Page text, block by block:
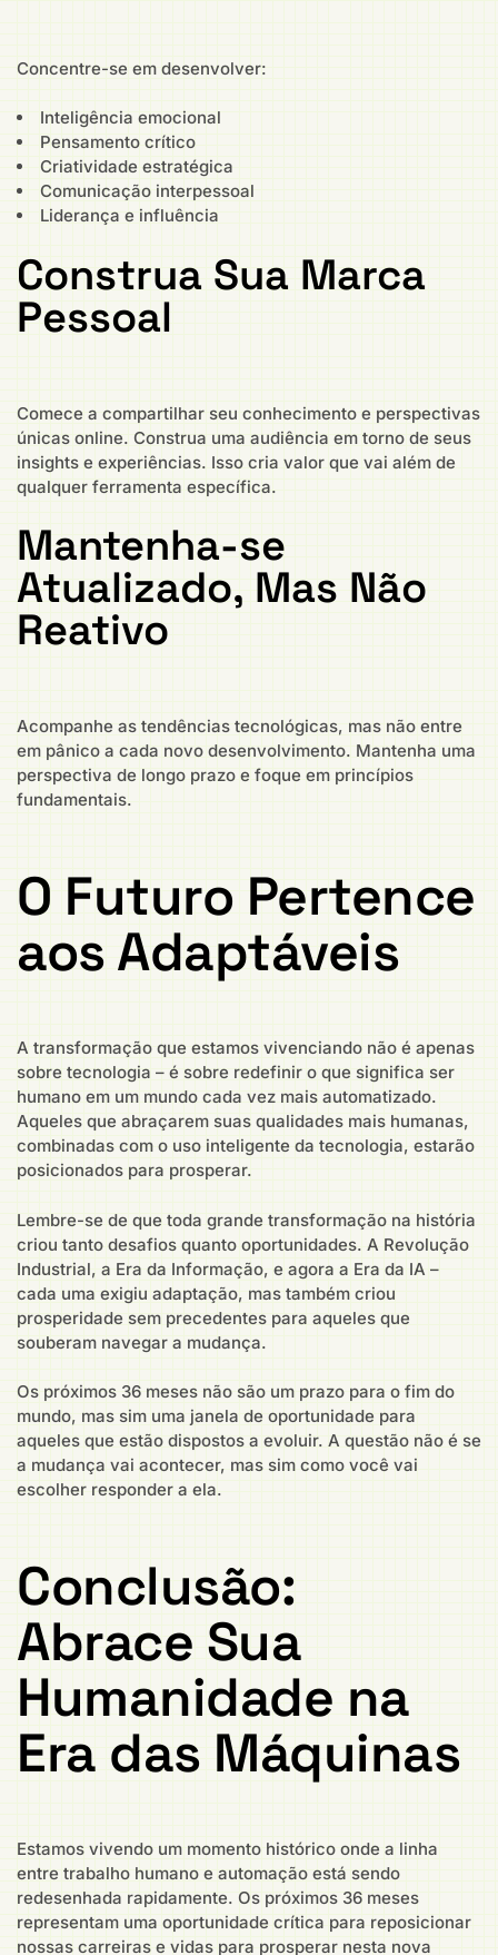
Concentre-se em desenvolver:
Inteligência emocional
Pensamento crítico
Criatividade estratégica
Comunicação interpessoal
Liderança e influência
Construa Sua Marca
Pessoal
Comece a compartilhar seu conhecimento e perspectivas
únicas online. Construa uma audiência em torno de seus
insights e experiências. Isso cria valor que vai além de
qualquer ferramenta específica.
Mantenha-se
Atualizado, Mas Não
Reativo
Acompanhe as tendências tecnológicas, mas não entre
em pânico a cada novo desenvolvimento. Mantenha uma
perspectiva de longo prazo e foque em princípios
fundamentais.
O Futuro Pertence
aos Adaptáveis
A transformação que estamos vivenciando não é apenas
sobre tecnologia – é sobre redefinir o que significa ser
humano em um mundo cada vez mais automatizado.
Aqueles que abraçarem suas qualidades mais humanas,
combinadas com o uso inteligente da tecnologia, estarão
posicionados para prosperar.
Lembre-se de que toda grande transformação na história
criou tanto desafios quanto oportunidades. A Revolução
Industrial, a Era da Informação, e agora a Era da IA –
cada uma exigiu adaptação, mas também criou
prosperidade sem precedentes para aqueles que
souberam navegar a mudança.
Os próximos 36 meses não são um prazo para o fim do
mundo, mas sim uma janela de oportunidade para
aqueles que estão dispostos a evoluir. A questão não é se
a mudança vai acontecer, mas sim como você vai
escolher responder a ela.
Conclusão:
Abrace Sua
Humanidade na
Era das Máquinas
Estamos vivendo um momento histórico onde a linha
entre trabalho humano e automação está sendo
redesenhada rapidamente. Os próximos 36 meses
representam uma oportunidade crítica para reposicionar
nossas carreiras e vidas para prosperar nesta nova